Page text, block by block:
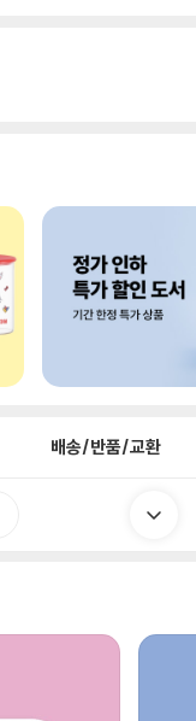
배송/반품/교환